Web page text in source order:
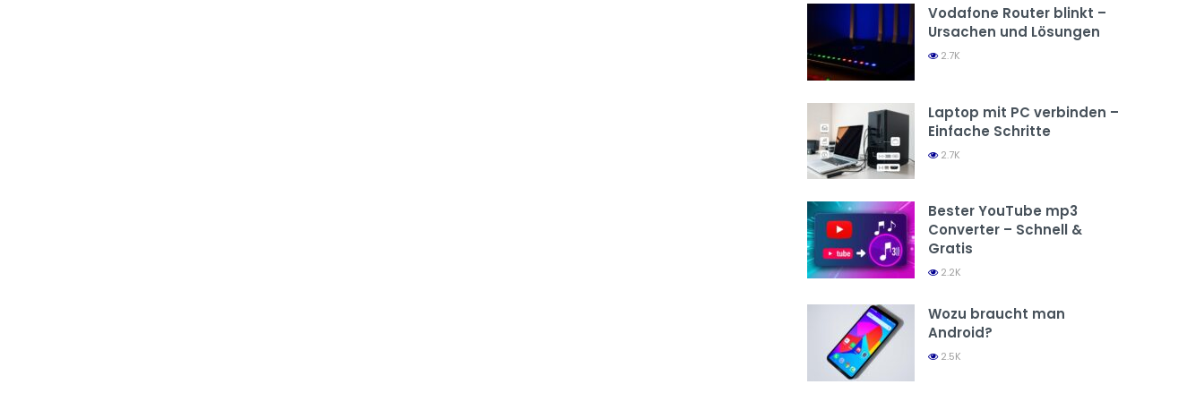
Vodafone Router blinkt –
Ursachen und Lösungen
2.7K
Laptop mit PC verbinden –
Einfache Schritte
2.7K
Bester YouTube mp3
Converter – Schnell &
Gratis
2.2K
Wozu braucht man
Android?
2.5K